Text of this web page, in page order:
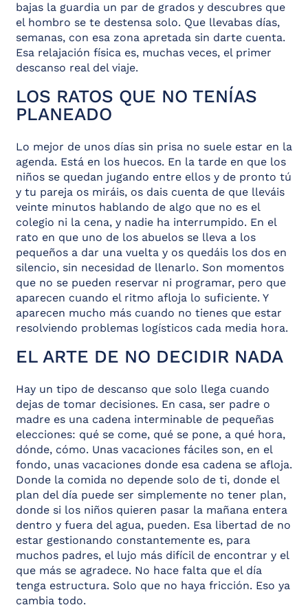
bajas la guardia un par de grados y descubres que
el hombro se te destensa solo. Que llevabas días,
semanas, con esa zona apretada sin darte cuenta.
Esa relajación física es, muchas veces, el primer
descanso real del viaje.
LOS RATOS QUE NO TENÍAS
PLANEADO
Lo mejor de unos días sin prisa no suele estar en la
agenda. Está en los huecos. En la tarde en que los
niños se quedan jugando entre ellos y de pronto tú
y tu pareja os miráis, os dais cuenta de que lleváis
veinte minutos hablando de algo que no es el
colegio ni la cena, y nadie ha interrumpido. En el
rato en que uno de los abuelos se lleva a los
pequeños a dar una vuelta y os quedáis los dos en
silencio, sin necesidad de llenarlo. Son momentos
que no se pueden reservar ni programar, pero que
aparecen cuando el ritmo afloja lo suficiente. Y
aparecen mucho más cuando no tienes que estar
resolviendo problemas logísticos cada media hora.
EL ARTE DE NO DECIDIR NADA
Hay un tipo de descanso que solo llega cuando
dejas de tomar decisiones. En casa, ser padre o
madre es una cadena interminable de pequeñas
elecciones: qué se come, qué se pone, a qué hora,
dónde, cómo. Unas vacaciones fáciles son, en el
fondo, unas vacaciones donde esa cadena se afloja.
Donde la comida no depende solo de ti, donde el
plan del día puede ser simplemente no tener plan,
donde si los niños quieren pasar la mañana entera
dentro y fuera del agua, pueden. Esa libertad de no
estar gestionando constantemente es, para
muchos padres, el lujo más difícil de encontrar y el
que más se agradece. No hace falta que el día
tenga estructura. Solo que no haya fricción. Eso ya
cambia todo.